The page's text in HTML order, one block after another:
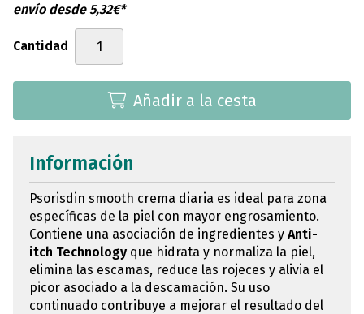
envío desde5,32€*
Cantidad
Añadir a la cesta
Información
Psorisdin smooth crema diaria es ideal para zona
específicas de la piel con mayor engrosamiento.
Contiene una asociación de ingredientes y Anti-
itch Technology que hidrata y normaliza la piel,
elimina las escamas, reduce las rojeces y alivia el
picor asociado a la descamación. Su uso
continuado contribuye a mejorar el resultado del